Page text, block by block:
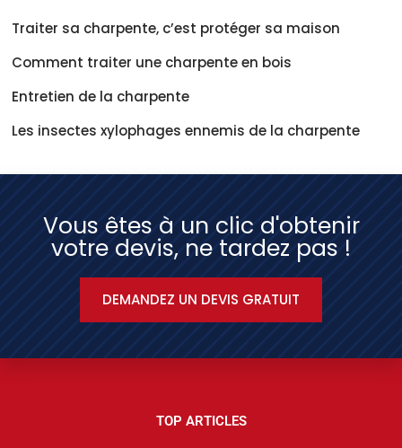
Traiter sa charpente, c’est protéger sa maison
Comment traiter une charpente en bois
Entretien de la charpente
Les insectes xylophages ennemis de la charpente
Vous êtes à un clic d'obtenir
votre devis, ne tardez pas !
DEMANDEZ UN DEVIS GRATUIT
TOP ARTICLES